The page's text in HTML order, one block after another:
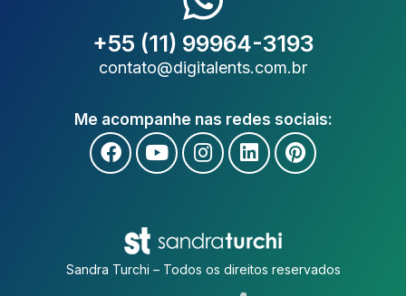
+55 (11) 99964-3193
contato@digitalents.com.br
Me acompanhe nas redes sociais:
Sandra Turchi – Todos os direitos reservados